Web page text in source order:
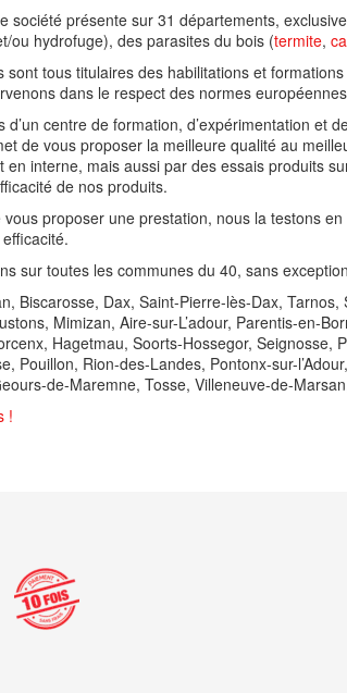
société présente sur 31 départements,
ou hydrofuge), des parasites du bois (termite,
sont tous titulaires des habilitations et
dans le respect des normes
d’un centre de formation, d’expérimentation et
de vous proposer la meilleure qualité au
en interne, mais aussi par des essais produits
de nos produits.
vous proposer une prestation, nous la testons
sur toutes les communes du 40, sans
Biscarosse, Dax, Saint-Pierre-lès-Dax,
Mimizan, Aire-sur-L’adour, Parentis-en-
Hagetmau, Soorts-Hossegor, Seignosse,
Pouillon, Rion-des-Landes, Pontonx-sur-
de-Maremne, Tosse, Villeneuve-de-
!